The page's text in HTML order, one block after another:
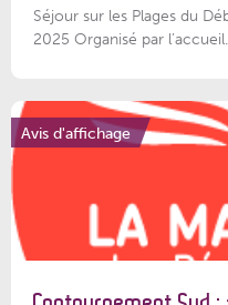
Séjour sur les Plages du
2025 Organisé par
Avis d'affichage